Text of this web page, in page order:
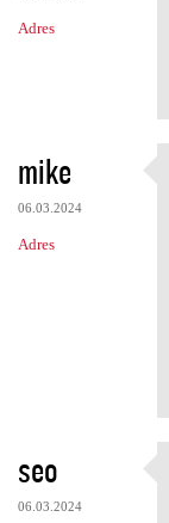
Adres
mike
06.03.2024
Adres
seo
06.03.2024